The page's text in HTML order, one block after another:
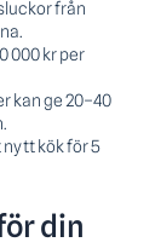
från
000 kr per
kan ge 20–40
kök för 5
din